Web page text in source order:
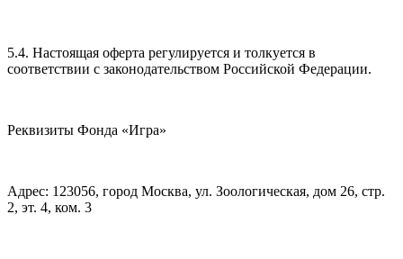
5.4. Настоящая оферта регулируется и толкуется в
соответствии с законодательством Российской Федерации.
Реквизиты Фонда «Игра»
Адрес: 123056, город Москва, ул. Зоологическая, дом 26, стр.
2, эт. 4, ком. 3